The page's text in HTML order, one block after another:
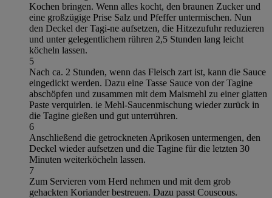
Kochen bringen. Wenn alles kocht, den braunen Zucker und
eine großzügige Prise Salz und Pfeffer untermischen. Nun
den Deckel der Tagi-ne aufsetzen, die Hitzezufuhr reduzieren
und unter gelegentlichem rühren 2,5 Stunden lang leicht
köcheln lassen.
5
Nach ca. 2 Stunden, wenn das Fleisch zart ist, kann die Sauce
eingedickt werden. Dazu eine Tasse Sauce von der Tagine
abschöpfen und zusammen mit dem Maismehl zu einer glatten
Paste verquirlen. ie Mehl-Saucenmischung wieder zurück in
die Tagine gießen und gut unterrühren.
6
Anschließend die getrockneten Aprikosen untermengen, den
Deckel wieder aufsetzen und die Tagine für die letzten 30
Minuten weiterköcheln lassen.
7
Zum Servieren vom Herd nehmen und mit dem grob
gehackten Koriander bestreuen. Dazu passt Couscous.